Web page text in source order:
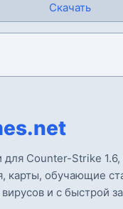
Скачать
Counter-Strike 1.6,
карты, обучающие
и с быстрой